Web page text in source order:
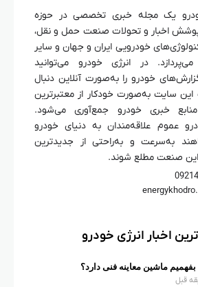
یک مجله خبری تخصصی در حوزه
اخبار و تحولات صنعت حمل و نقل،
خودرویی ایران و جهان و سایر
در انرژی خودرو می‌توانید
خودرو را به‌صورت آنلاین دنبال
سایت به‌صورت خودکار از معتبرترین
خبری خودرو جمع‌آوری می‌شود.
عموم علاقه‌مندان به دنیای خودرو
به‌سرعت و به‌راحتی از جدیدترین
این صنعت مطلع شوند.
اخبار انرژی خودرو
بفهمیم ماشین معاینه فنی دارد؟